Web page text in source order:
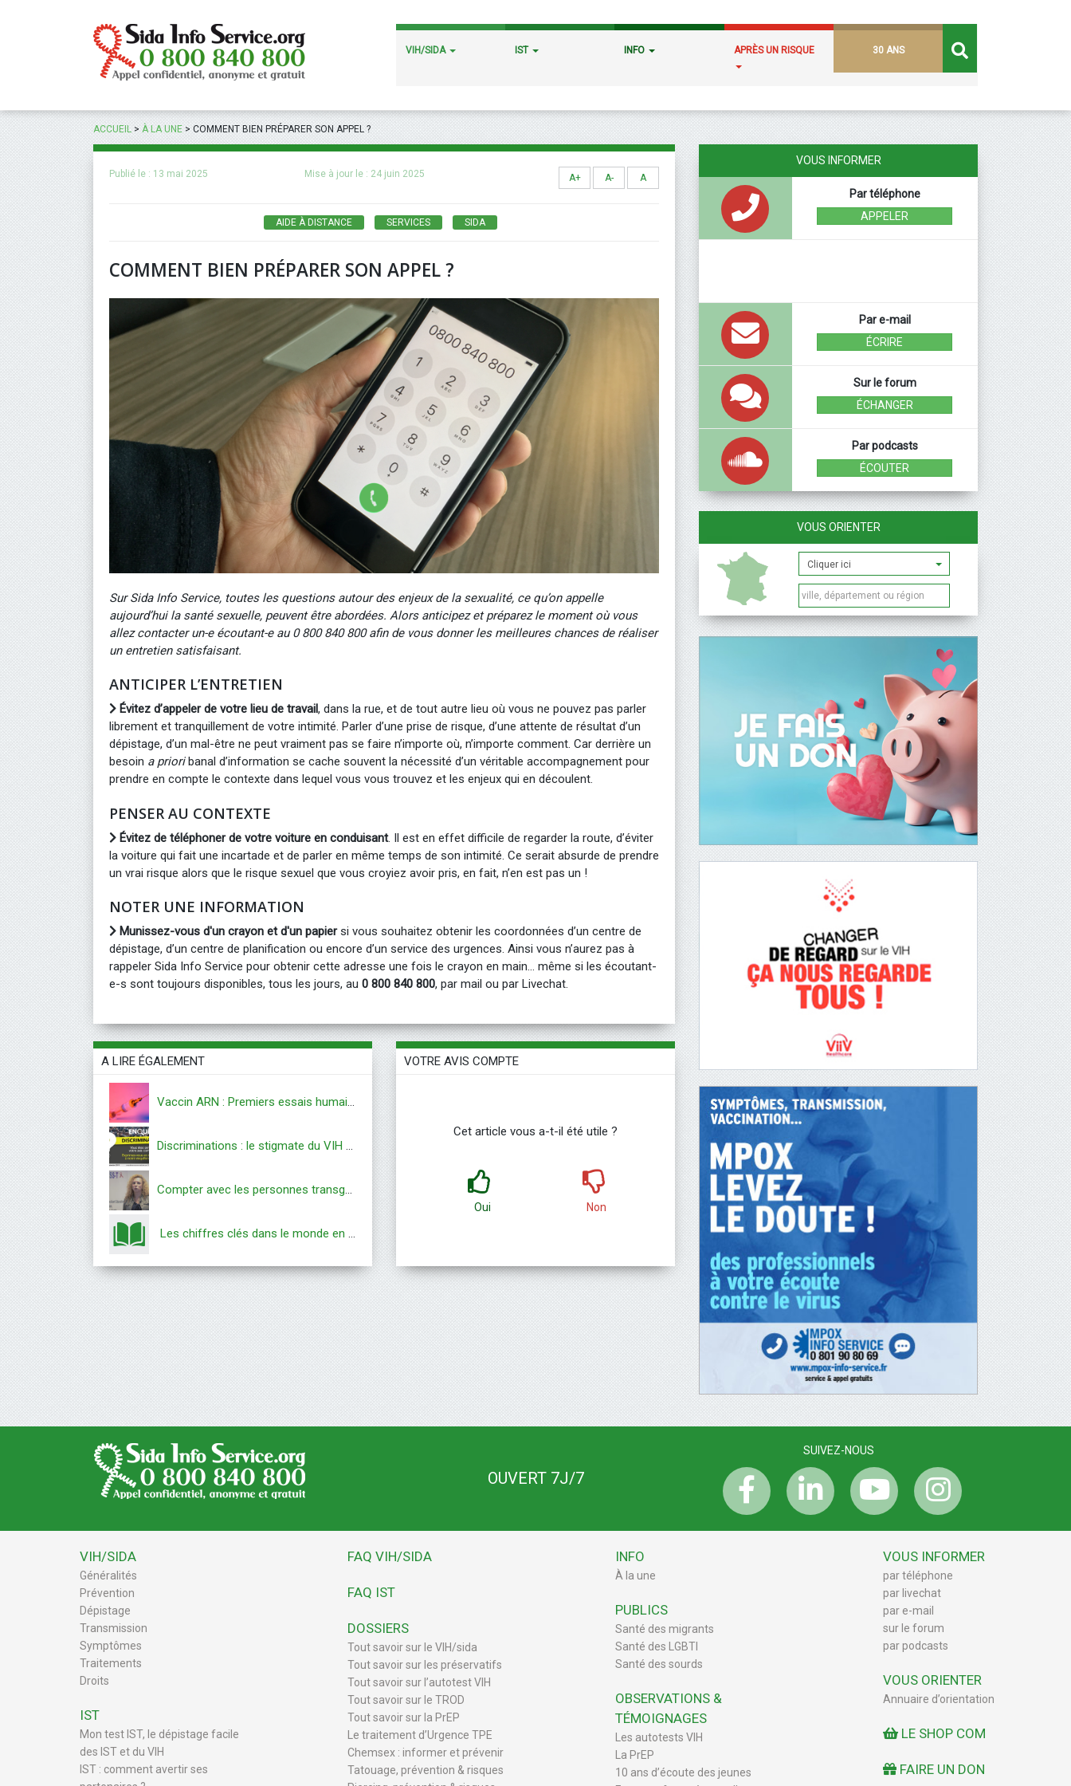
VIH/SIDA IST INFO APRÈS UN RISQUE 30 ANS
ACCUEIL>À LA UNE>COMMENT BIEN PRÉPARER SON APPEL ?
Publié le : 13 mai 2025 Mise à jour le : 24 juin 2025 A+ A- A
AIDE À DISTANCE SERVICES SIDA
COMMENT BIEN PRÉPARER SON APPEL ?
Sur Sida Info Service, toutes les questions autour des enjeux de la sexualité, ce qu’on appelle
aujourd’hui la santé sexuelle, peuvent être abordées. Alors anticipez et préparez le moment où vous
allez contacter un-e écoutant-e au 0 800 840 800 afin de vous donner les meilleures chances de réaliser
un entretien satisfaisant.
ANTICIPER L’ENTRETIEN
Évitez d’appeler de votre lieu de travail, dans la rue, et de tout autre lieu où vous ne pouvez pas parler
librement et tranquillement de votre intimité. Parler d’une prise de risque, d’une attente de résultat d’un
dépistage, d’un mal-être ne peut vraiment pas se faire n’importe où, n’importe comment. Car derrière un
besoin a prioribanal d’information se cache souvent la nécessité d’un véritable accompagnement pour
prendre en compte le contexte dans lequel vous vous trouvez et les enjeux qui en découlent.
PENSER AU CONTEXTE
Évitez de téléphoner de votre voiture en conduisant. Il est en effet difficile de regarder la route, d’éviter
la voiture qui fait une incartade et de parler en même temps de son intimité. Ce serait absurde de prendre
un vrai risque alors que le risque sexuel que vous croyiez avoir pris, en fait, n’en est pas un !
NOTER UNE INFORMATION
Munissez-vous d'un crayon et d'un papiersi vous souhaitez obtenir les coordonnées d’un centre de
dépistage, d’un centre de planification ou encore d’un service des urgences. Ainsi vous n’aurez pas à
rappeler Sida Info Service pour obtenir cette adresse une fois le crayon en main… même si les écoutant-
e-s sont toujours disponibles, tous les jours, au 0 800 840 800, par mail ou par Livechat.
A LIRE ÉGALEMENT
Vaccin ARN : Premiers essais humains
Discriminations : le stigmate du VIH demeure
Compter avec les personnes transgenres
Les chiffres clés dans le monde en 2023
VOTRE AVIS COMPTE
Cet article vous a-t-il été utile ?
Oui Non
VOUS INFORMER
Par téléphone
APPELER
Par e-mail
ÉCRIRE
Sur le forum
ÉCHANGER
Par podcasts
ÉCOUTER
VOUS ORIENTER
OUVERT 7J/7
SUIVEZ-NOUS
VIH/SIDA
Généralités
Prévention
Dépistage
Transmission
Symptômes
Traitements
Droits
IST
Mon test IST, le dépistage facile
des IST et du VIH
IST : comment avertir ses
FAQ VIH/SIDA
FAQ IST
DOSSIERS
Tout savoir sur le VIH/sida
Tout savoir sur les préservatifs
Tout savoir sur l’autotest VIH
Tout savoir sur le TROD
Tout savoir sur la PrEP
Le traitement d’Urgence TPE
Chemsex : informer et prévenir
Tatouage, prévention & risques
INFO
À la une
PUBLICS
Santé des migrants
Santé des LGBTI
Santé des sourds
OBSERVATIONS &
TÉMOIGNAGES
Les autotests VIH
La PrEP
10 ans d’écoute des jeunes
VOUS INFORMER
par téléphone
par livechat
par e-mail
sur le forum
par podcasts
VOUS ORIENTER
Annuaire d’orientation
LE SHOP COM
FAIRE UN DON